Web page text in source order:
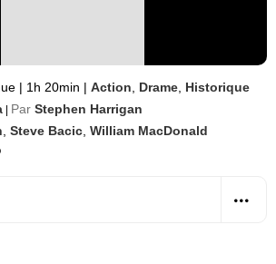
| 1h 20min | Action Drame Historique
Par Stephen Harrigan
Steve Bacic William MacDonald